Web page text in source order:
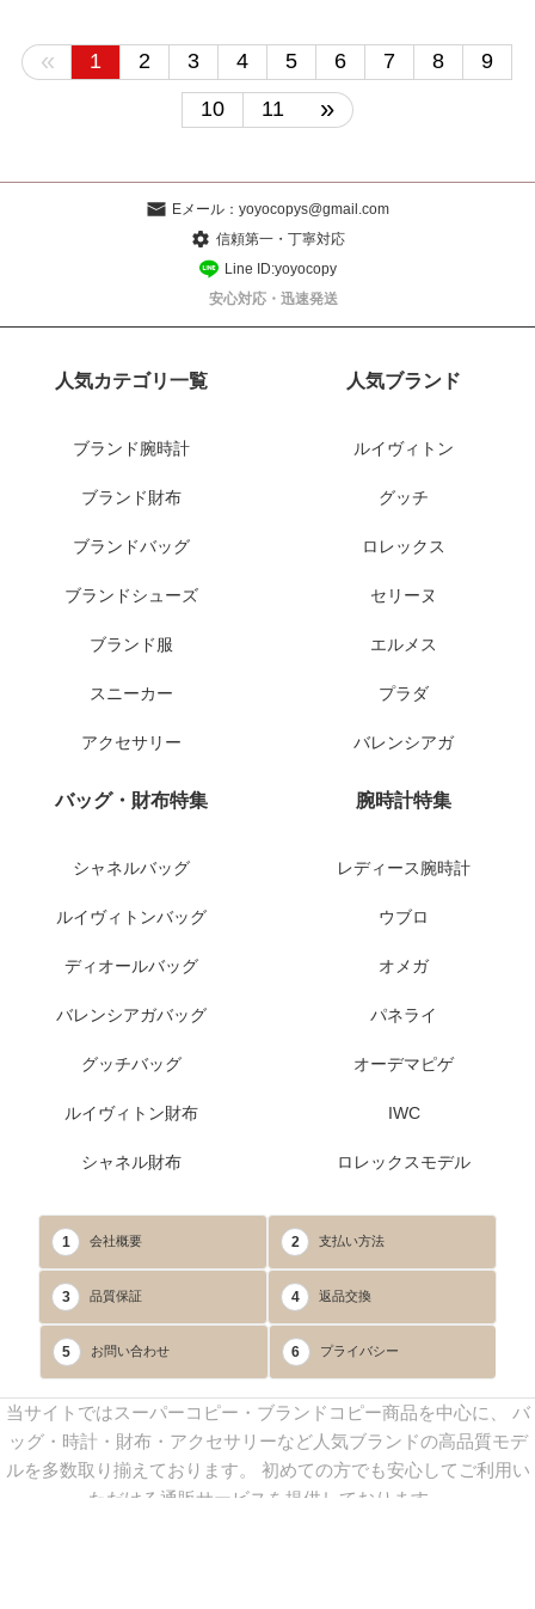
« 1 2 3 4 5 6 7 8
9
10
11 »
Eメール： yoyocopys@gmail.com
信頼第一・丁寧対応
Line ID:yoyocopy
安心対応・迅速発送
人気カテゴリ一覧
ブランド腕時計
ブランド財布
ブランドバッグ
ブランドシューズ
ブランド服
スニーカー
アクセサリー
人気ブランド
ルイヴィトン
グッチ
ロレックス
セリーヌ
エルメス
プラダ
バレンシアガ
バッグ・財布特集
シャネルバッグ
ルイヴィトンバッグ
ディオールバッグ
バレンシアガバッグ
グッチバッグ
ルイヴィトン財布
シャネル財布
腕時計特集
レディース腕時計
ウブロ
オメガ
パネライ
オーデマピゲ
IWC
ロレックスモデル
1 会社概要 2 支払い方法
3 品質保証 4 返品交換
5 お問い合わせ 6 プライバシー
当サイトではスーパーコピー・ブランドコピー商品を中心に、 バ
ッグ・時計・財布・アクセサリーなど人気ブランドの高品質モデ
ルを多数取り揃えております。 初めての方でも安心してご利用い
ただける通販サービスを提供しております。